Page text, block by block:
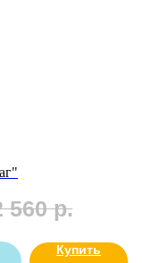
560 р.
Купить